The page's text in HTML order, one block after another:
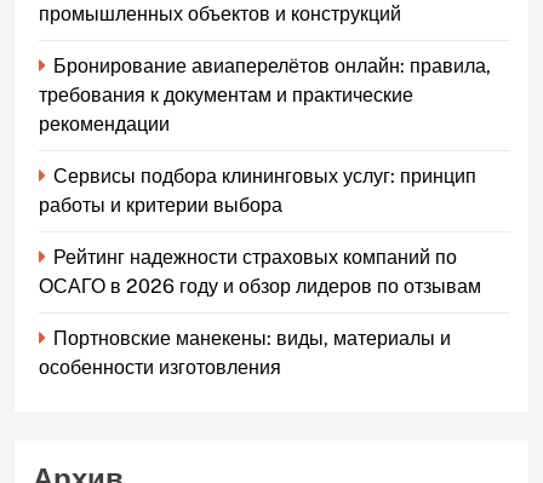
промышленных объектов и конструкций
Бронирование авиаперелётов онлайн: правила,
требования к документам и практические
рекомендации
Сервисы подбора клининговых услуг: принцип
работы и критерии выбора
Рейтинг надежности страховых компаний по
ОСАГО в 2026 году и обзор лидеров по отзывам
Портновские манекены: виды, материалы и
особенности изготовления